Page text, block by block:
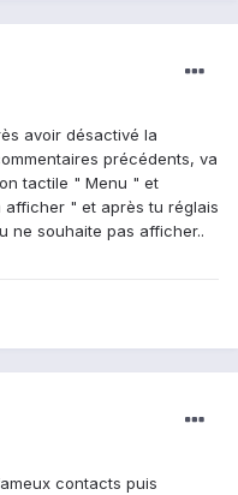
avoir désactivé la
précédents, va
tactile " Menu " et
" et après tu réglais
ne souhaite pas afficher..
contacts puis